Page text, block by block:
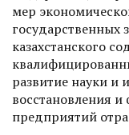
мер
государст­венных
казахстанского
развитие науки и
восстановления
предприятий